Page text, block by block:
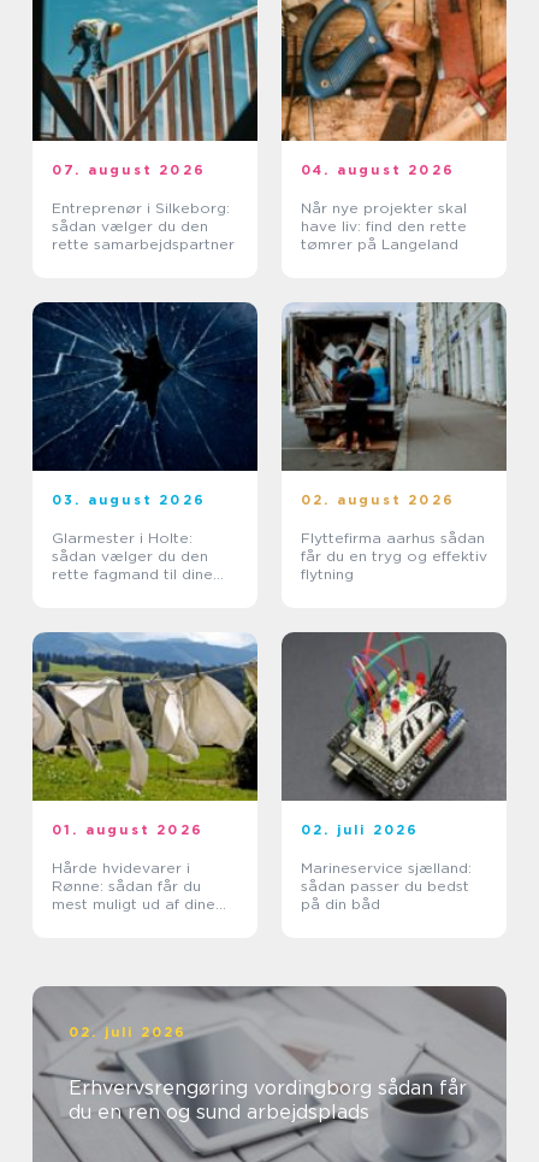
07. august 2026
Entreprenør i Silkeborg:
sådan vælger du den
rette samarbejdspartner
04. august 2026
Når nye projekter skal
have liv: find den rette
tømrer på Langeland
03. august 2026
Glarmester i Holte:
sådan vælger du den
rette fagmand til dine
02. august 2026
Flyttefirma aarhus sådan
får du en tryg og effektiv
flytning
01. august 2026
Hårde hvidevarer i
Rønne: sådan får du
mest muligt ud af dine
02. juli 2026
Marineservice sjælland:
sådan passer du bedst
på din båd
02. juli 2026
Erhvervsrengøring vordingborg sådan får
du en ren og sund arbejdsplads